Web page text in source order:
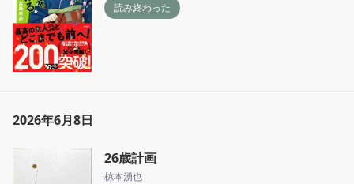
読み終わった
2026年6月8日
26歳計画
椋本湧也